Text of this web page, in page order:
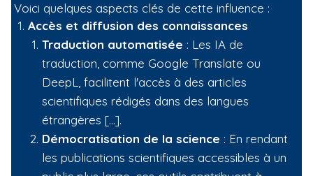
Voici quelques aspects clés de cette influence :
Accès et diffusion des connaissances
Traduction automatisée : Les IA de
traduction, comme Google Translate ou
DeepL, facilitent l'accès à des articles
scientifiques rédigés dans des langues
étrangères […].
Démocratisation de la science : En rendant
les publications scientifiques accessibles à un